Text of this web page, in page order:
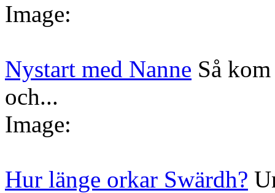
Image:
Nystart med Nanne Så
och...
Image:
Hur länge orkar Swärdh?